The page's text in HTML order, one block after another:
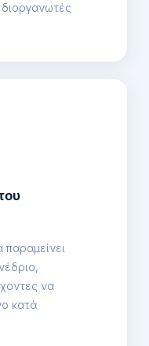
παραμείνει
να
κατά